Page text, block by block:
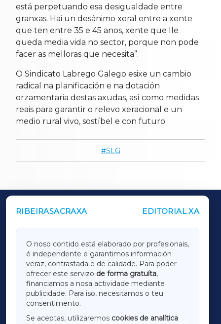
está perpetuando esa desigualdade entre
granxas. Hai un desánimo xeral entre a xente
que ten entre 35 e 45 anos, xente que lle
queda media vida no sector, porque non pode
facer as melloras que necesita”.
O Sindicato Labrego Galego esixe un cambio
radical na planificación e na dotación
orzamentaria destas axudas, así como medidas
reais para garantir o relevo xeracional e un
medio rural vivo, sostíbel e con futuro.
SLG
RIBEIRASACRAXA EDITORIAL XA
O noso contido está elaborado por profesionais,
é independente e garantimos información
veraz, contrastada e de calidade. Para poder
ofrecer este servizo de forma gratuíta,
financiamos a nosa actividade mediante
publicidade. Para iso, necesitamos o teu
consentimento.
Se aceptas, utilizaremos cookies de analítica
OUTROS PERIÓDICOS
LUGOXA
TERRACHAXA